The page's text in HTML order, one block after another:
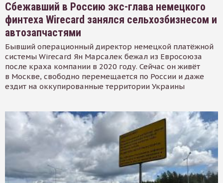
Сбежавший в Россию экс-глава немецкого
финтеха Wirecard занялся сельхозбизнесом и
автозапчастями
Бывший операционный директор немецкой платёжной
системы Wirecard Ян Марсалек бежал из Евросоюза
после краха компании в 2020 году. Сейчас он живёт
в Москве, свободно перемещается по России и даже
ездит на оккупированные территории Украины